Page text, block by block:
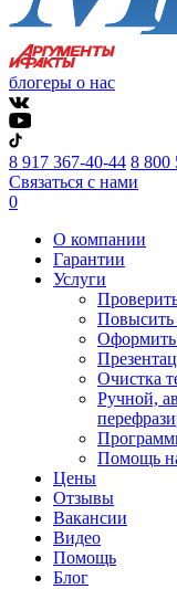
блогеры о нас
8 917 367-40-44 8 800
Связаться с нами
0
О компании
Гарантии
Услуги
Повысить
Очистка
Ручной,
Помощь
Цены
Отзывы
Вакансии
Видео
Помощь
Блог